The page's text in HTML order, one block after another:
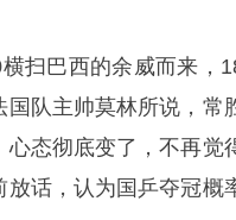
扫巴西的余威而来，
队主帅莫林所说，常
态彻底变了，不再觉
话，认为国乒夺冠概